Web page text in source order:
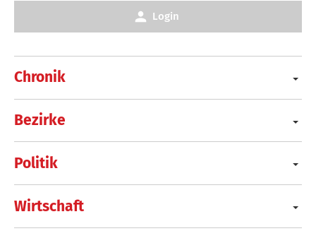
Chronik
Bezirke
Politik
Wirtschaft
Login